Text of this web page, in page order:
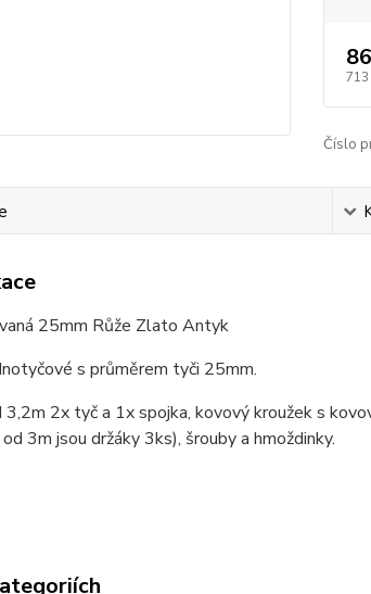
713
Číslo
25mm Růže Zlato Antyk
s průměrem tyči 25mm.
2x tyč a 1x spojka, kovový kroužek s
3m jsou držáky 3ks), šrouby a hmoždinky.